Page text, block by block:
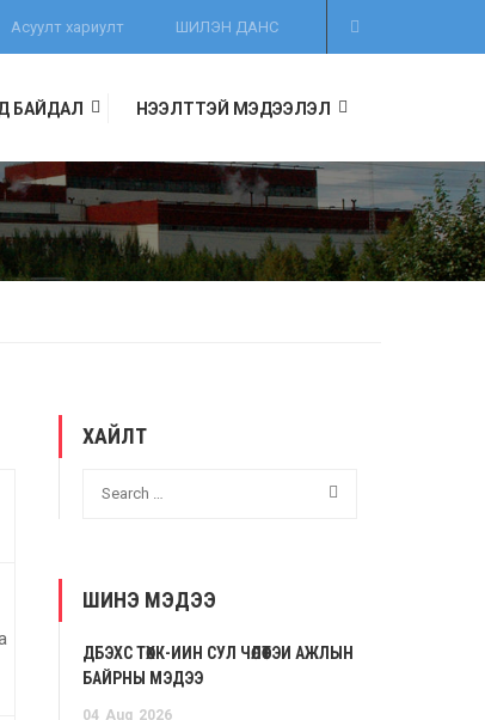
Асуулт хариулт ШИЛЭН ДАНС
БАЙДАЛ НЭЭЛТТЭЙ МЭДЭЭЛЭЛ
ХАЙЛТ
ШИНЭ МЭДЭЭ
ДБЭХС ТӨХК-ИЙН СУЛ ЧӨЛӨӨТЭЙ АЖЛЫН
БАЙРНЫ МЭДЭЭ
04 Aug 2026